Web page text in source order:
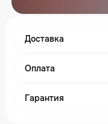
Доставка
Оплата
Гарантия